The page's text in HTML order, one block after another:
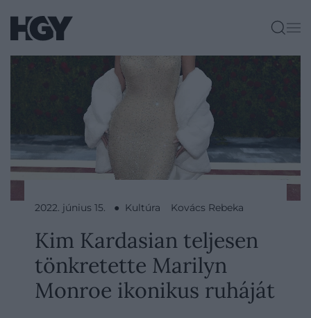
2022. június 15. ● Kultúra Kovács Rebeka
Kim Kardasian teljesen
tönkretette Marilyn
Monroe ikonikus ruháját